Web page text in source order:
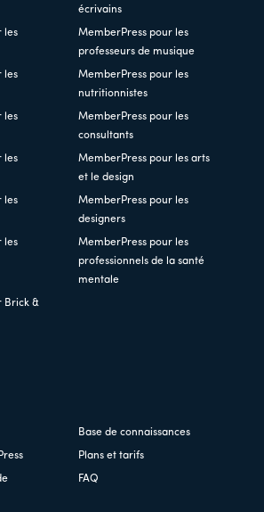
écrivains
les
MemberPress pour les
professeurs de musique
les
MemberPress pour les
nutritionnistes
les
MemberPress pour les
consultants
les
MemberPress pour les arts
et le design
les
MemberPress pour les
designers
les
MemberPress pour les
professionnels de la santé
mentale
Brick &
Base de connaissances
Plans et tarifs
FAQ